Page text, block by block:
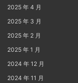
2025 年 4 月
2025 年 3 月
2025 年 2 月
2025 年 1 月
2024 年 12 月
2024 年 11 月